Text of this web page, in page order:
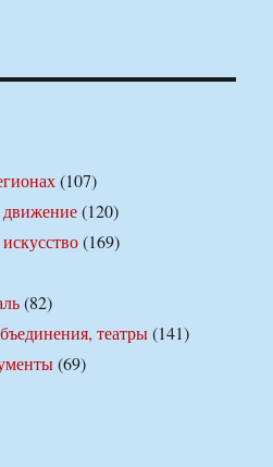
(107)
движение(120)
(169)
(82)
театры(141)
(69)